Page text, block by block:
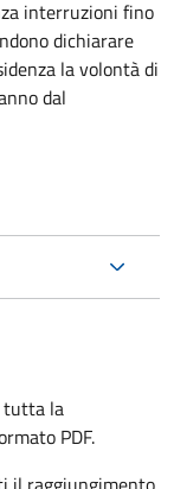
interruzioni fino
dichiarare
la volontà di
dal
tutta la
PDF.